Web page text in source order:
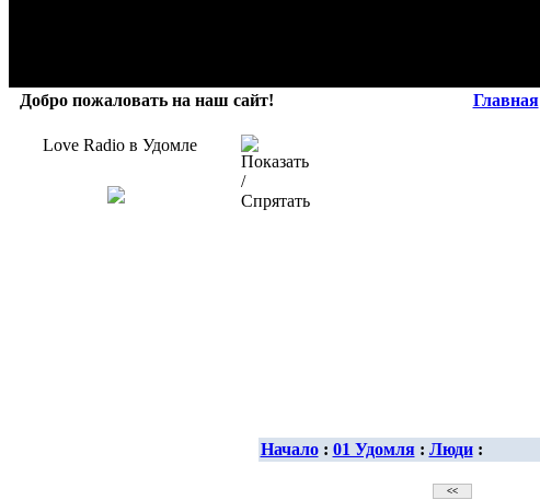
Добро пожаловать на наш сайт! Главная
Love Radio в Удомле
Начало: 01 Удомля: Люди: